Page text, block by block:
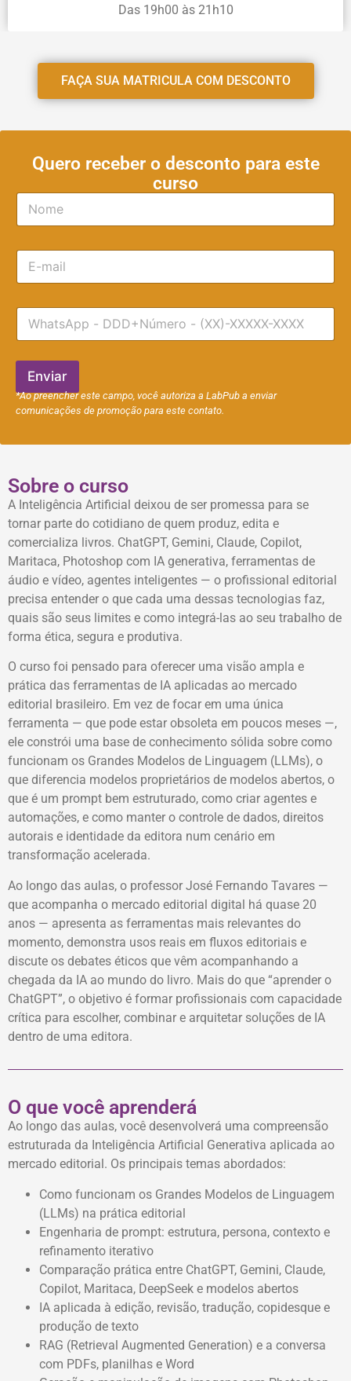
Das 19h00 às 21h10
FAÇA SUA MATRICULA COM DESCONTO
Quero receber o desconto para este
curso
N
m
E
m
T
l
e
o
n
e
Enviar
*Ao preencher este campo, você autoriza a LabPub a enviar
comunicações de promoção para este contato.
Sobre o curso
A Inteligência Artificial deixou de ser promessa para se
tornar parte do cotidiano de quem produz, edita e
comercializa livros. ChatGPT, Gemini, Claude, Copilot,
Maritaca, Photoshop com IA generativa, ferramentas de
áudio e vídeo, agentes inteligentes — o profissional editorial
precisa entender o que cada uma dessas tecnologias faz,
quais são seus limites e como integrá-las ao seu trabalho de
forma ética, segura e produtiva.
O curso foi pensado para oferecer uma visão ampla e
prática das ferramentas de IA aplicadas ao mercado
editorial brasileiro. Em vez de focar em uma única
ferramenta — que pode estar obsoleta em poucos meses —,
ele constrói uma base de conhecimento sólida sobre como
funcionam os Grandes Modelos de Linguagem (LLMs), o
que diferencia modelos proprietários de modelos abertos, o
que é um prompt bem estruturado, como criar agentes e
automações, e como manter o controle de dados, direitos
autorais e identidade da editora num cenário em
transformação acelerada.
Ao longo das aulas, o professor José Fernando Tavares —
que acompanha o mercado editorial digital há quase 20
anos — apresenta as ferramentas mais relevantes do
momento, demonstra usos reais em fluxos editoriais e
discute os debates éticos que vêm acompanhando a
chegada da IA ao mundo do livro. Mais do que “aprender o
ChatGPT”, o objetivo é formar profissionais com capacidade
crítica para escolher, combinar e arquitetar soluções de IA
dentro de uma editora.
O que você aprenderá
Ao longo das aulas, você desenvolverá uma compreensão
estruturada da Inteligência Artificial Generativa aplicada ao
mercado editorial. Os principais temas abordados:
Como funcionam os Grandes Modelos de Linguagem
(LLMs) na prática editorial
Engenharia de prompt: estrutura, persona, contexto e
refinamento iterativo
Comparação prática entre ChatGPT, Gemini, Claude,
Copilot, Maritaca, DeepSeek e modelos abertos
IA aplicada à edição, revisão, tradução, copidesque e
produção de texto
RAG (Retrieval Augmented Generation) e a conversa
com PDFs, planilhas e Word